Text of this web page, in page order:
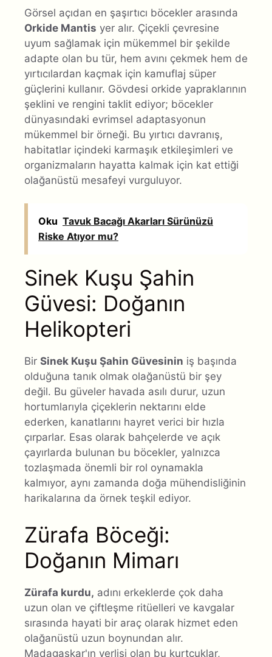
Görsel açıdan en şaşırtıcı böcekler arasında
Orkide Mantis yer alır. Çiçekli çevresine
uyum sağlamak için mükemmel bir şekilde
adapte olan bu tür, hem avını çekmek hem de
yırtıcılardan kaçmak için kamuflaj süper
güçlerini kullanır. Gövdesi orkide yapraklarının
şeklini ve rengini taklit ediyor; böcekler
dünyasındaki evrimsel adaptasyonun
mükemmel bir örneği. Bu yırtıcı davranış,
habitatlar içindeki karmaşık etkileşimleri ve
organizmaların hayatta kalmak için kat ettiği
olağanüstü mesafeyi vurguluyor.
Oku Tavuk Bacağı Akarları Sürünüzü
Riske Atıyor mu?
Sinek Kuşu Şahin
Güvesi: Doğanın
Helikopteri
Bir Sinek Kuşu Şahin Güvesinin iş başında
olduğuna tanık olmak olağanüstü bir şey
değil. Bu güveler havada asılı durur, uzun
hortumlarıyla çiçeklerin nektarını elde
ederken, kanatlarını hayret verici bir hızla
çırparlar. Esas olarak bahçelerde ve açık
çayırlarda bulunan bu böcekler, yalnızca
tozlaşmada önemli bir rol oynamakla
kalmıyor, aynı zamanda doğa mühendisliğinin
harikalarına da örnek teşkil ediyor.
Zürafa Böceği:
Doğanın Mimarı
Zürafa kurdu, adını erkeklerde çok daha
uzun olan ve çiftleşme ritüelleri ve kavgalar
sırasında hayati bir araç olarak hizmet eden
olağanüstü uzun boynundan alır.
Madagaskar'ın yerlisi olan bu kurtçuklar,